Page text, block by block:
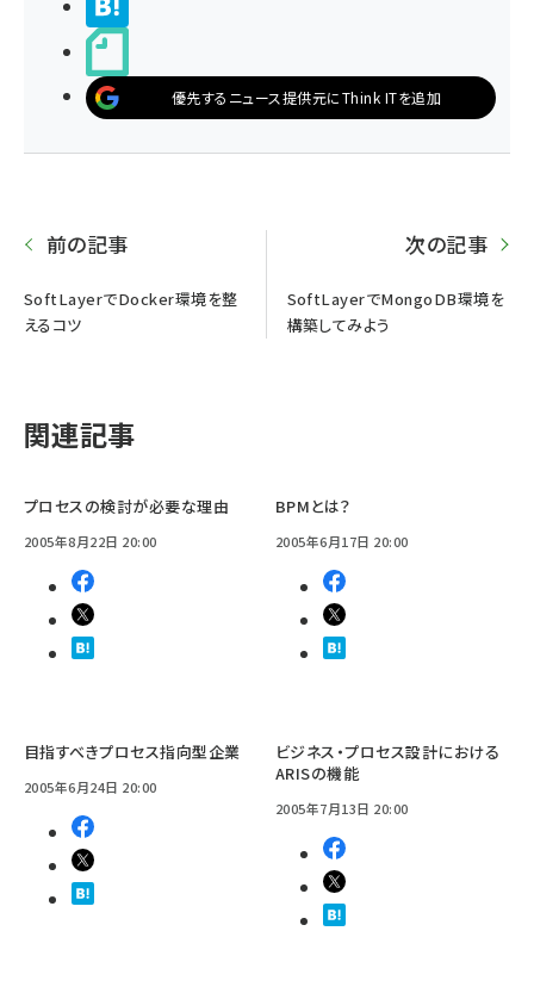
優先するニュース提供元にThink ITを追加
前の記事
SoftLayerでDocker環境を整
えるコツ
次の記事
SoftLayerでMongoDB環境を
構築してみよう
関連記事
プロセスの検討が必要な理由
2005年8月22日 20:00
BPMとは？
2005年6月17日 20:00
目指すべきプロセス指向型企業
2005年6月24日 20:00
ビジネス・プロセス設計における
ARISの機能
2005年7月13日 20:00